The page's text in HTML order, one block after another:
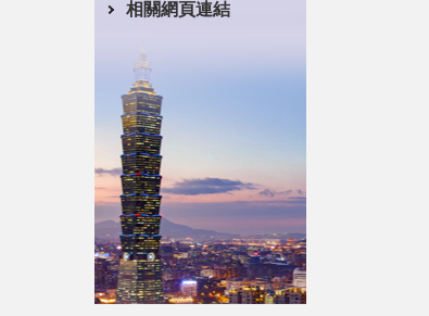
相關網頁連結